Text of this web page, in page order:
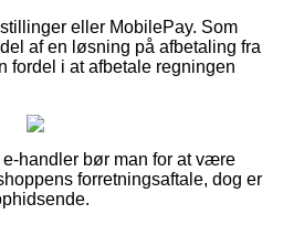
eller MobilePay. Som
af en løsning på afbetaling fra
fordel i at afbetale regningen
e-handler bør man for at være
forretningsaftale, dog er